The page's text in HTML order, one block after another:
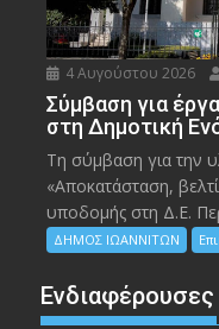
4 Αυγούστου 2026
Σύμβαση για
στη Δημοτική
Τη σύμβαση για την
«Αποκατάσταση,
υποδομής στη Δ.Ε.
ΔΗΜΟΣ ΙΩΑΝΝΙΤΩΝ
Ενδιαφέρουσες